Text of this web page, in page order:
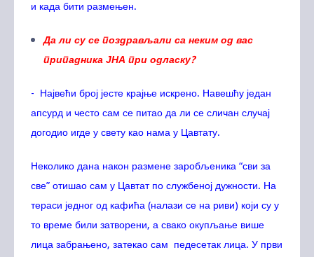
и када бити размењен.
Да ли су се поздрављали са неким од вас
припадника ЈНА при одласку?
- Највећи број јесте крајње искрено. Навешћу један
апсурд и често сам се питао да ли се сличан случај
догодио игде у свету као нама у Цавтату.
Неколико дана након размене заробљеника “сви за
све” отишао сам у Цавтат по службеној дужности. На
тераси једног од кафића (налази се на риви) који су у
то време били затворени, а свако окупљање више
лица забрањено, затекао сам педесетак лица. У први